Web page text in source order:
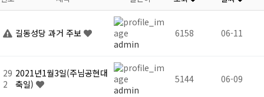
길동성당 과거 주보
admin
6158 06-11
29
2
2021년1월3일(주님공현대
축일)
admin
5144 06-09